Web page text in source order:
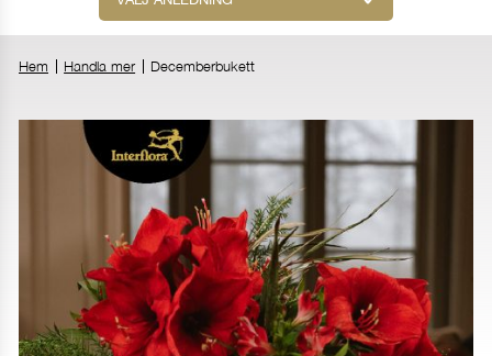
0 kr
Hem Handla mer Decemberbukett